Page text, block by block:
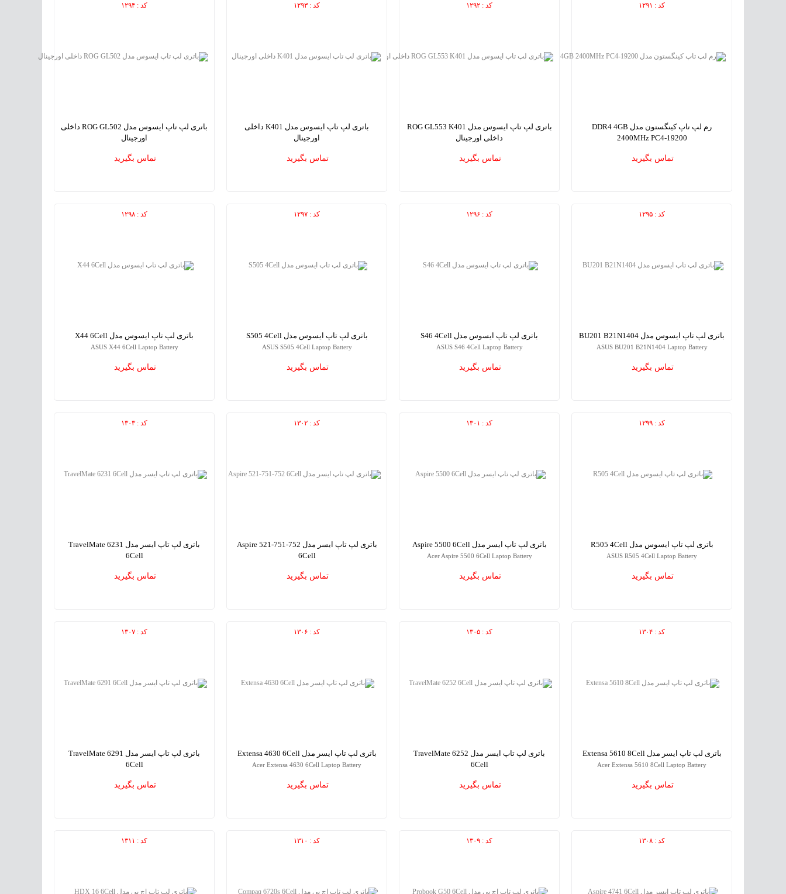
کد : ۱۲۹۱
رم لپ تاپ کینگستون مدل DDR4 4GB
2400MHz PC4-19200
Memory
تماس بگیرید
کد : ۱۲۹۲
باتری لپ تاپ ایسوس مدل ROG GL553 K401
داخلی اورجینال
تماس بگیرید
کد : ۱۲۹۳
باتری لپ تاپ ایسوس مدل K401 داخلی
اورجینال
تماس بگیرید
کد : ۱۲۹۴
باتری لپ تاپ ایسوس مدل ROG GL502 داخلی
اورجینال
تماس بگیرید
کد : ۱۲۹۵
باتری لپ تاپ ایسوس مدل BU201 B21N1404
ASUS BU201 B21N1404 Laptop Battery
تماس بگیرید
کد : ۱۲۹۶
باتری لپ تاپ ایسوس مدل S46 4Cell
ASUS S46 4Cell Laptop Battery
تماس بگیرید
کد : ۱۲۹۷
باتری لپ تاپ ایسوس مدل S505 4Cell
ASUS S505 4Cell Laptop Battery
تماس بگیرید
کد : ۱۲۹۸
باتری لپ تاپ ایسوس مدل X44 6Cell
ASUS X44 6Cell Laptop Battery
تماس بگیرید
کد : ۱۲۹۹
باتری لپ تاپ ایسوس مدل R505 4Cell
ASUS R505 4Cell Laptop Battery
تماس بگیرید
کد : ۱۳۰۱
باتری لپ تاپ ایسر مدل Aspire 5500 6Cell
Acer Aspire 5500 6Cell Laptop Battery
تماس بگیرید
کد : ۱۳۰۲
باتری لپ تاپ ایسر مدل Aspire 521-751-752
6Cell
تماس بگیرید
کد : ۱۳۰۳
باتری لپ تاپ ایسر مدل TravelMate 6231
6Cell
تماس بگیرید
کد : ۱۳۰۴
باتری لپ تاپ ایسر مدل Extensa 5610 8Cell
Acer Extensa 5610 8Cell Laptop Battery
تماس بگیرید
کد : ۱۳۰۵
باتری لپ تاپ ایسر مدل TravelMate 6252
6Cell
تماس بگیرید
کد : ۱۳۰۶
باتری لپ تاپ ایسر مدل Extensa 4630 6Cell
Acer Extensa 4630 6Cell Laptop Battery
تماس بگیرید
کد : ۱۳۰۷
باتری لپ تاپ ایسر مدل TravelMate 6291
6Cell
تماس بگیرید
کد : ۱۳۰۸ کد : ۱۳۰۹ کد : ۱۳۱۰ کد : ۱۳۱۱